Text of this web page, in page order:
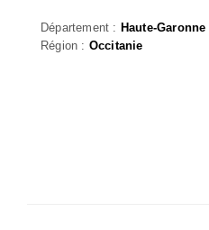
Département : Haute-Garonne
Région : Occitanie